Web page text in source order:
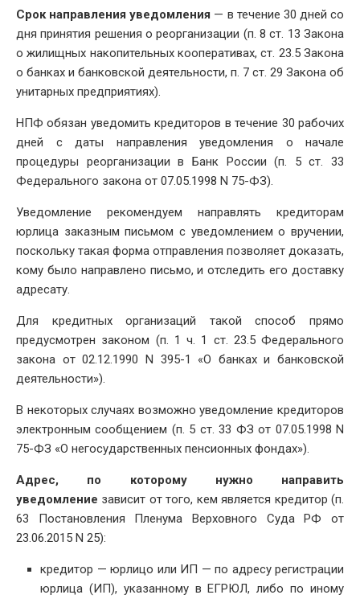
Срок направления уведомления — в течение 30 дней со
дня принятия решения о реорганизации (п. 8 ст. 13 Закона
о жилищных накопительных кооперативах, ст. 23.5 Закона
о банках и банковской деятельности, п. 7 ст. 29 Закона об
унитарных предприятиях).
НПФ обязан уведомить кредиторов в течение 30 рабочих
дней с даты направления уведомления о начале
процедуры реорганизации в Банк России (п. 5 ст. 33
Федерального закона от 07.05.1998 N 75-ФЗ).
Уведомление рекомендуем направлять кредиторам
юрлица заказным письмом с уведомлением о вручении,
поскольку такая форма отправления позволяет доказать,
кому было направлено письмо, и отследить его доставку
адресату.
Для кредитных организаций такой способ прямо
предусмотрен законом (п. 1 ч. 1 ст. 23.5 Федерального
закона от 02.12.1990 N 395-1 «О банках и банковской
деятельности»).
В некоторых случаях возможно уведомление кредиторов
электронным сообщением (п. 5 ст. 33 ФЗ от 07.05.1998 N
75-ФЗ «О негосударственных пенсионных фондах»).
Адрес, по которому нужно направить
уведомление зависит от того, кем является кредитор (п.
63 Постановления Пленума Верховного Суда РФ от
23.06.2015 N 25):
кредитор — юрлицо или ИП — по адресу регистрации
юрлица (ИП), указанному в ЕГРЮЛ, либо по иному